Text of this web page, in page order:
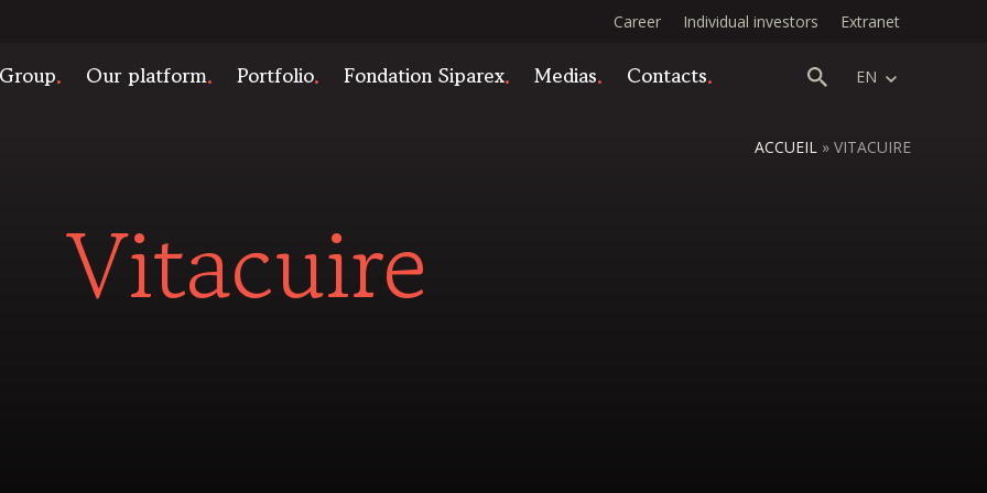
Career Individual investors Extranet
Our platform Portfolio Fondation Siparex Medias Contacts EN
ACCUEIL » VITACUIRE
Vitacuire